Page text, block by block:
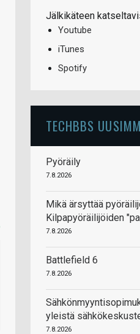
Jälkikäteen
Youtube
iTunes
Spotify
TECHBBS
Pyöräily
7.8.2026
Mikä ärsyttää
Kilpapyöräilijöiden
7.8.2026
Battlefield 6
7.8.2026
yleistä
7.8.2026